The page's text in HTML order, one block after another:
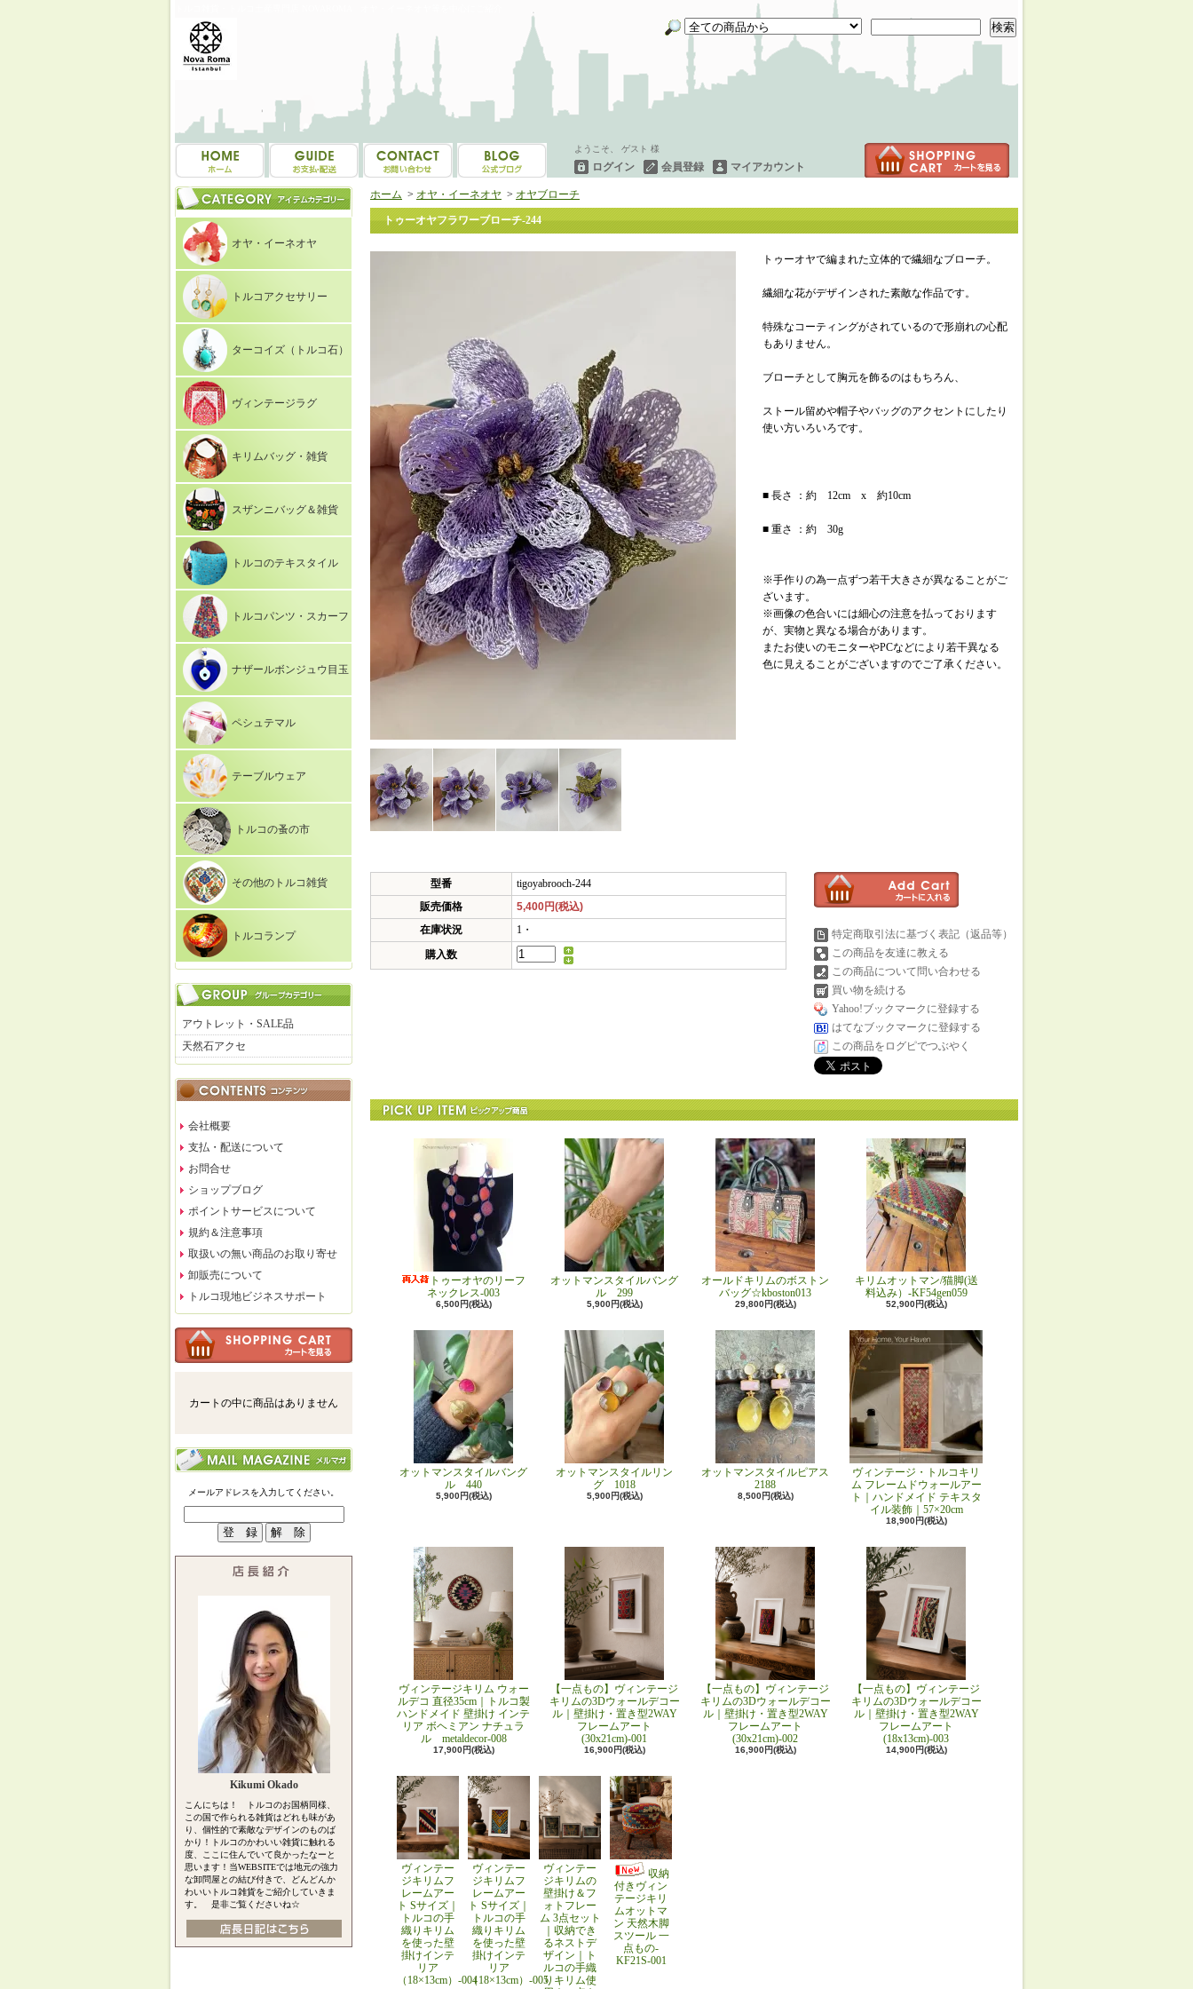
検索
ようこそ、 ゲスト 様
ログイン 会員登録 マイアカウント
オヤ・イーネオヤ
トルコアクセサリー
ターコイズ（トルコ石）
ヴィンテージラグ
キリムバッグ・雑貨
スザンニバッグ＆雑貨
トルコのテキスタイル
トルコパンツ・スカーフ
ナザールボンジュウ目玉
ペシュテマル
テーブルウェア
トルコの蚤の市
その他のトルコ雑貨
トルコランプ
アウトレット・SALE品
天然石アクセ
会社概要
支払・配送について
お問合せ
ショップブログ
ポイントサービスについて
規約＆注意事項
取扱いの無い商品のお取り寄せ
卸販売について
トルコ現地ビジネスサポート
カートの中に商品はありません
メールアドレスを入力してください。
Kikumi Okado
こんにちは！ トルコのお国柄同様、
この国で作られる雑貨はどれも味があ
り、個性的で素敵なデザインのものば
かり！トルコのかわいい雑貨に触れる
度、ここに住んでいて良かったなーと
思います！当WEBSITEでは地元の強力
な卸問屋との結び付きで、どんどんか
わいいトルコ雑貨をご紹介していきま
す。 是非ご覧くださいね☆
ホーム > オヤ・イーネオヤ > オヤブローチ
トゥーオヤフラワーブローチ-244
トゥーオヤで編まれた立体的で繊細なブローチ。
繊細な花がデザインされた素敵な作品です。
特殊なコーティングがされているので形崩れの心配
もありません。
ブローチとして胸元を飾るのはもちろん、
ストール留めや帽子やバッグのアクセントにしたり
使い方いろいろです。
■ 長さ ：約 12cm x 約10cm
■ 重さ ：約 30g
※手作りの為一点ずつ若干大きさが異なることがご
ざいます。
※画像の色合いには細心の注意を払っております
が、実物と異なる場合があります。
またお使いのモニターやPCなどにより若干異なる
色に見えることがございますのでご了承ください。
型番
tigoyabrooch-244
販売価格
5,400円(税込)
在庫状況
1・
購入数
特定商取引法に基づく表記（返品等）
この商品を友達に教える
この商品について問い合わせる
買い物を続ける
Yahoo!ブックマークに登録する
はてなブックマークに登録する
この商品をログピでつぶやく
トゥーオヤのリーフ
ネックレス-003
6,500円(税込)
オットマンスタイルバング
ル 299
5,900円(税込)
オールドキリムのボストン
バッグ☆kboston013
29,800円(税込)
キリムオットマン/猫脚(送
料込み）-KF54gen059
52,900円(税込)
オットマンスタイルバング
ル 440
5,900円(税込)
オットマンスタイルリン
グ 1018
5,900円(税込)
オットマンスタイルピアス
2188
8,500円(税込)
ヴィンテージ・トルコキリ
ム フレームドウォールアー
ト｜ハンドメイド テキスタ
イル装飾｜57×20cm
18,900円(税込)
ヴィンテージキリム ウォー
ルデコ 直径35cm｜トルコ製
ハンドメイド 壁掛け インテ
リア ボヘミアン ナチュラ
ル metaldecor-008
17,900円(税込)
【一点もの】ヴィンテージ
キリムの3Dウォールデコー
ル｜壁掛け・置き型2WAY
フレームアート
(30x21cm)-001
16,900円(税込)
【一点もの】ヴィンテージ
キリムの3Dウォールデコー
ル｜壁掛け・置き型2WAY
フレームアート
(30x21cm)-002
16,900円(税込)
【一点もの】ヴィンテージ
キリムの3Dウォールデコー
ル｜壁掛け・置き型2WAY
フレームアート
(18x13cm)-003
14,900円(税込)
ヴィンテー
ジキリムフ
レームアー
ト Sサイズ｜
トルコの手
織りキリム
を使った壁
掛けインテ
リア
（18×13cm）-004
ヴィンテー
ジキリムフ
レームアー
ト Sサイズ｜
トルコの手
織りキリム
を使った壁
掛けインテ
リア
（18×13cm）-005
ヴィンテー
ジキリムの
壁掛け＆フ
ォトフレー
ム 3点セット
｜収納でき
るネストデ
ザイン｜ト
ルコの手織
りキリム使
収納
付きヴィン
テージキリ
ムオットマ
ン 天然木脚
スツール 一
点もの-
KF21S-001